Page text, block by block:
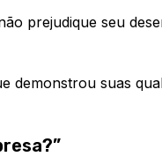
prejudique seu
demonstrou suas